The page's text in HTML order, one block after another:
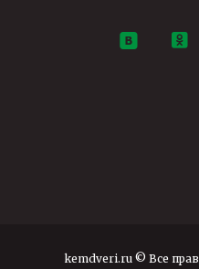
kemdveri.ru © Все